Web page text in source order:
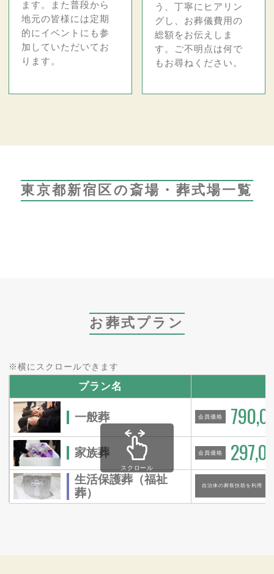
ます。また普段から
地元の皆様には定期
的にイベントにも参
加していただいてお
ります。
う、丁寧にヒアリン
グし、お葬儀費用の
総額をお伝えしま
す。ご不明点は何で
もお尋ねください。
東京都新宿区の斎場・葬式場一覧
お葬式プラン
※横にスクロールできます
プラン名
一般葬 会員価格
家族葬 会員価格
生活保護葬（福祉
葬）
自治体の葬祭扶助を利用
スクロール